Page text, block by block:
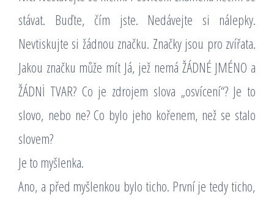
stávat. Buďte, čím jste. Nedávejte si nálepky.
Nevtiskujte si žádnou značku. Značky jsou pro zvířata.
Jakou značku může mít Já, jež nemá ŽÁDNÉ JMÉNO a
ŽÁDNİ TVAR? Co je zdrojem slova „osvícení“? Je to
slovo, nebo ne? Co bylo jeho kořenem, než se stalo
slovem?
Je to myšlenka.
Ano, a před myšlenkou bylo ticho. První je tedy ticho,